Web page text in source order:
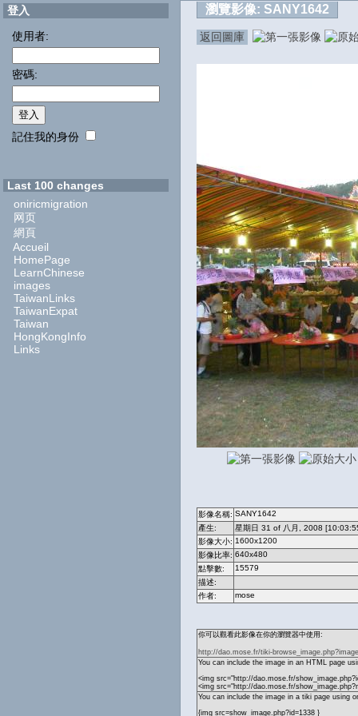
登入
使用者:
密碼:
記住我的身份
Last 100 changes
oniricmigration
网页
網頁
Accueil
HomePage
LearnChinese
images
TaiwanLinks
TaiwanExpat
Taiwan
HongKongInfo
Links
瀏覽影像: SANY1642
返回圖庫
影像名稱: SANY1642
產生:
星期日 31 of 八月, 2008
影像大小: 1600x1200
影像比率: 640x480
點擊數:
15579
描述:
作者:
mose
你可以觀看此影像在你的瀏覽器中使用:
http://dao.mose.fr/tiki-
You can include the image in an HTML page
<img src="http://dao.mose.fr/
<img src="http://dao.mose.fr/
You can include the image in a tiki page using
{img src=show_image.php?id=1338 }